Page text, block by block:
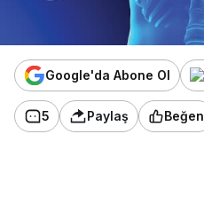
Google'da Abone Ol
5 Paylaş Beğen